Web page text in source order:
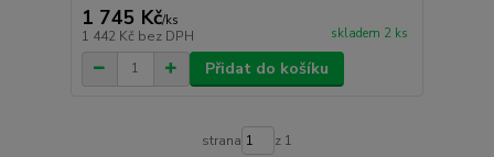
1 745 Kč/ks
1 442 Kč bez DPH skladem 2 ks
Přidat do košíku
strana z 1